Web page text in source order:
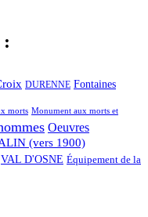
:
DURENNE Fontaines
morts Monument aux morts et
Oeuvres
(vers 1900)
VAL D'OSNE Équipement de la